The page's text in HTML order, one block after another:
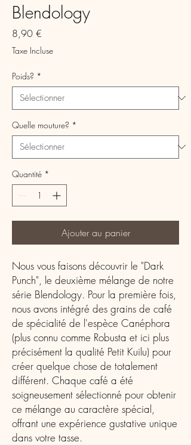
Blendology
8,90 €
Taxe Incluse
Poids? *
Quelle mouture? *
Quantité *
Ajouter au panier
Nous vous faisons découvrir le "Dark
Punch", le deuxième mélange de notre
série Blendology. Pour la première fois,
nous avons intégré des grains de café
de spécialité de l'espèce Canéphora
(plus connu comme Robusta et ici plus
précisément la qualité Petit Kuilu) pour
créer quelque chose de totalement
différent. Chaque café a été
soigneusement sélectionné pour obtenir
ce mélange au caractère spécial,
offrant une expérience gustative unique
dans votre tasse.